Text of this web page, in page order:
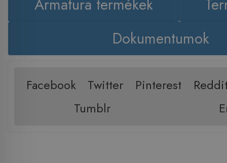
Armatura termékek
Dokumentumok
Facebook Twitter Pinterest
Tumblr